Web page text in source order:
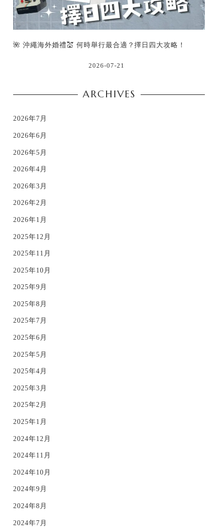
🌺 沖繩海外婚禮💒 何時舉行最合適？擇日四大攻略！
2026-07-21
ARCHIVES
2026年7月
2026年6月
2026年5月
2026年4月
2026年3月
2026年2月
2026年1月
2025年12月
2025年11月
2025年10月
2025年9月
2025年8月
2025年7月
2025年6月
2025年5月
2025年4月
2025年3月
2025年2月
2025年1月
2024年12月
2024年11月
2024年10月
2024年9月
2024年8月
2024年7月